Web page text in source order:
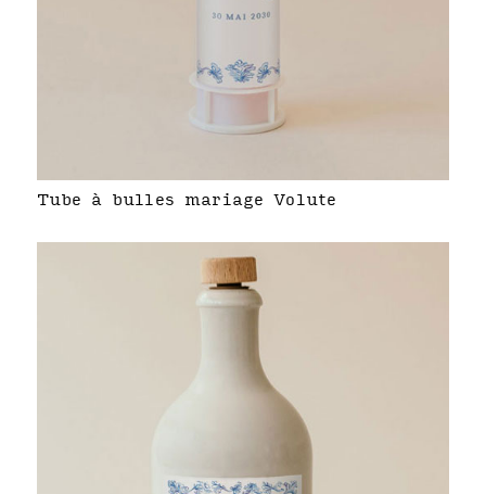
Tube à bulles mariage Volute